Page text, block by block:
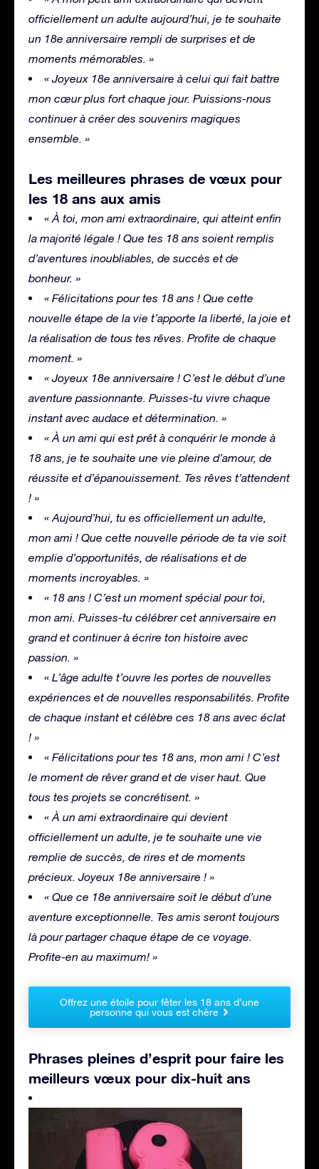
officiellement un adulte aujourd’hui, je te souhaite
un 18e anniversaire rempli de surprises et de
moments mémorables. »
« Joyeux 18e anniversaire à celui qui fait battre
mon cœur plus fort chaque jour. Puissions-nous
continuer à créer des souvenirs magiques
ensemble. »
Les meilleures phrases de vœux pour
les 18 ans aux amis
« À toi, mon ami extraordinaire, qui atteint enfin
la majorité légale ! Que tes 18 ans soient remplis
d’aventures inoubliables, de succès et de
bonheur. »
« Félicitations pour tes 18 ans ! Que cette
nouvelle étape de la vie t’apporte la liberté, la joie et
la réalisation de tous tes rêves. Profite de chaque
moment. »
« Joyeux 18e anniversaire ! C’est le début d’une
aventure passionnante. Puisses-tu vivre chaque
instant avec audace et détermination. »
« À un ami qui est prêt à conquérir le monde à
18 ans, je te souhaite une vie pleine d’amour, de
réussite et d’épanouissement. Tes rêves t’attendent
! »
« Aujourd’hui, tu es officiellement un adulte,
mon ami ! Que cette nouvelle période de ta vie soit
emplie d’opportunités, de réalisations et de
moments incroyables. »
« 18 ans ! C’est un moment spécial pour toi,
mon ami. Puisses-tu célébrer cet anniversaire en
grand et continuer à écrire ton histoire avec
passion. »
« L’âge adulte t’ouvre les portes de nouvelles
expériences et de nouvelles responsabilités. Profite
de chaque instant et célèbre ces 18 ans avec éclat
! »
« Félicitations pour tes 18 ans, mon ami ! C’est
le moment de rêver grand et de viser haut. Que
tous tes projets se concrétisent. »
« À un ami extraordinaire qui devient
officiellement un adulte, je te souhaite une vie
remplie de succès, de rires et de moments
précieux. Joyeux 18e anniversaire ! »
« Que ce 18e anniversaire soit le début d’une
aventure exceptionnelle. Tes amis seront toujours
là pour partager chaque étape de ce voyage.
Profite-en au maximum! »
Offrez une étoile pour fêter les 18 ans d’une
personne qui vous est chère
Phrases pleines d’esprit pour faire les
meilleurs vœux pour dix-huit ans